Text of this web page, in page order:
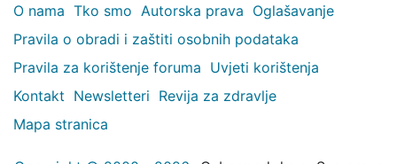
O nama Tko smo Autorska prava Oglašavanje
Pravila o obradi i zaštiti osobnih podataka
Pravila za korištenje foruma Uvjeti korištenja
Kontakt Newsletteri Revija za zdravlje
Mapa stranica